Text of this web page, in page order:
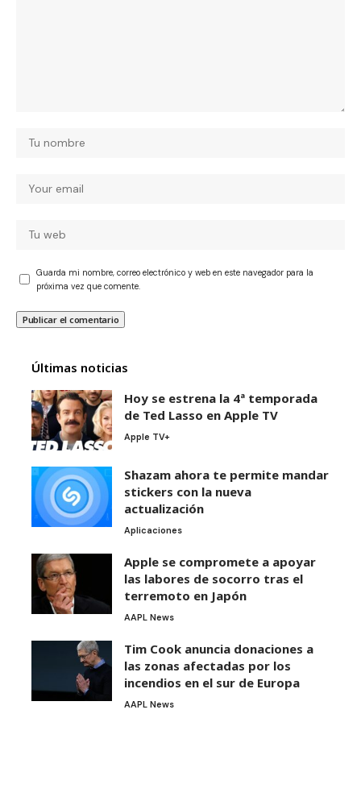
Guarda mi nombre, correo electrónico y web en este navegador para la
próxima vez que comente.
Últimas noticias
Hoy se estrena la 4ª temporada
de Ted Lasso en Apple TV
Apple TV+
Shazam ahora te permite mandar
stickers con la nueva
actualización
Aplicaciones
Apple se compromete a apoyar
las labores de socorro tras el
terremoto en Japón
AAPL News
Tim Cook anuncia donaciones a
las zonas afectadas por los
incendios en el sur de Europa
AAPL News